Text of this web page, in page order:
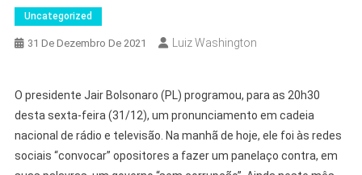
Uncategorized
31 De Dezembro De 2021 Luiz Washington
O presidente Jair Bolsonaro (PL) programou, para as 20h30
desta sexta-feira (31/12), um pronunciamento em cadeia
nacional de rádio e televisão. Na manhã de hoje, ele foi às redes
sociais “convocar” opositores a fazer um panelaço contra, em